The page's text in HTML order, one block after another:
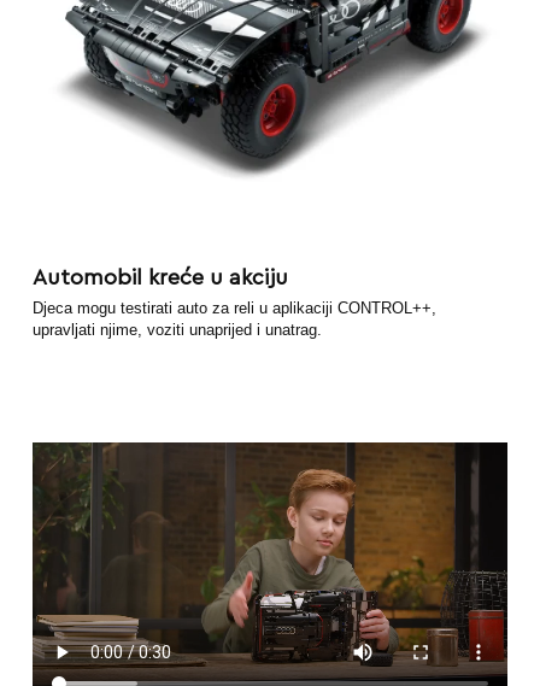
Automobil kreće u akciju
Djeca mogu testirati auto za reli u aplikaciji CONTROL++,
upravljati njime, voziti unaprijed i unatrag.